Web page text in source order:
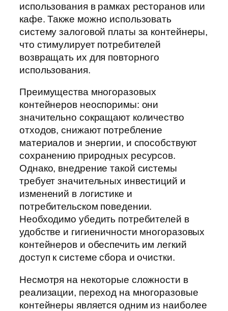
использования в рамках ресторанов или
кафе. Также можно использовать
систему залоговой платы за контейнеры,
что стимулирует потребителей
возвращать их для повторного
использования.
Преимущества многоразовых
контейнеров неоспоримы: они
значительно сокращают количество
отходов, снижают потребление
материалов и энергии, и способствуют
сохранению природных ресурсов.
Однако, внедрение такой системы
требует значительных инвестиций и
изменений в логистике и
потребительском поведении.
Необходимо убедить потребителей в
удобстве и гигиеничности многоразовых
контейнеров и обеспечить им легкий
доступ к системе сбора и очистки.
Несмотря на некоторые сложности в
реализации, переход на многоразовые
контейнеры является одним из наиболее